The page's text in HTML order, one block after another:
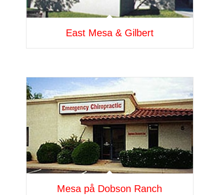
East Mesa & Gilbert
Mesa på Dobson Ranch